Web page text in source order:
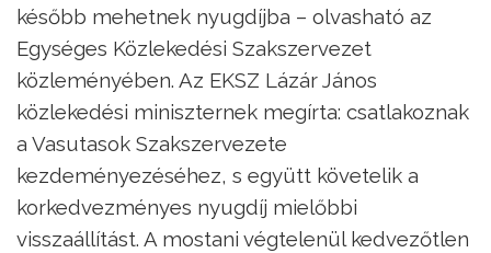
később mehetnek nyugdíjba – olvasható az
Egységes Közlekedési Szakszervezet
közleményében. Az EKSZ Lázár János
közlekedési miniszternek megírta: csatlakoznak
a Vasutasok Szakszervezete
kezdeményezéséhez, s együtt követelik a
korkedvezményes nyugdíj mielőbbi
visszaállítást. A mostani végtelenül kedvezőtlen